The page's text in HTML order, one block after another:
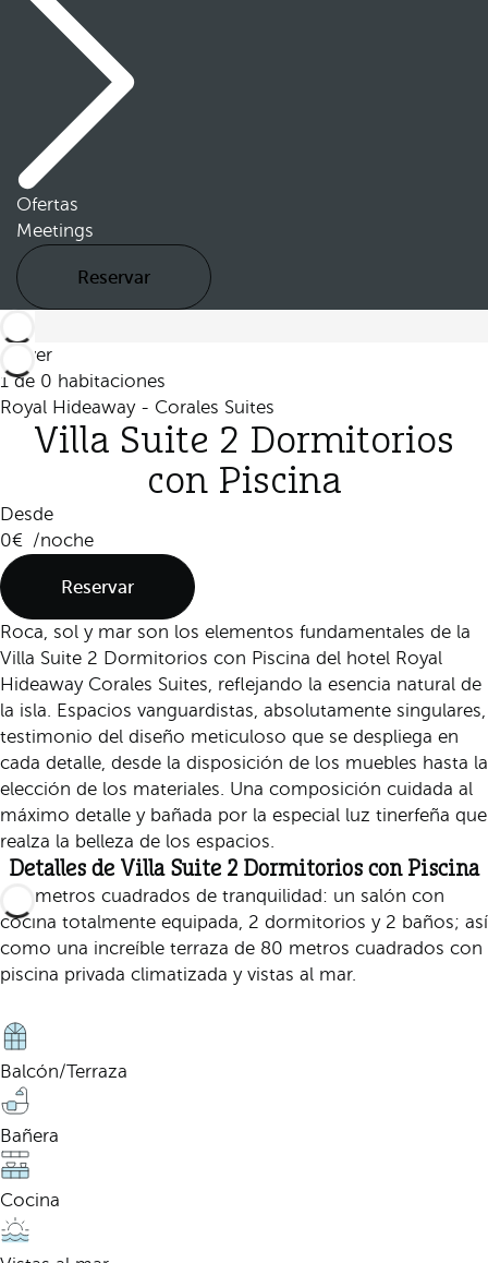
Ofertas
Meetings
Reservar
Volver
1 de 0 habitaciones
Royal Hideaway - Corales Suites
Villa Suite 2 Dormitorios
con Piscina
Desde
0
/noche
Reservar
Roca, sol y mar son los elementos fundamentales de la
Villa Suite 2 Dormitorios con Piscina del hotel Royal
Hideaway Corales Suites, reflejando la esencia natural de
la isla. Espacios vanguardistas, absolutamente singulares,
testimonio del diseño meticuloso que se despliega en
cada detalle, desde la disposición de los muebles hasta la
elección de los materiales. Una composición cuidada al
máximo detalle y bañada por la especial luz tinerfeña que
realza la belleza de los espacios.
Detalles de Villa Suite 2 Dormitorios con Piscina
125 metros cuadrados de tranquilidad: un salón con
cocina totalmente equipada, 2 dormitorios y 2 baños; así
como una increíble terraza de 80 metros cuadrados con
piscina privada climatizada y vistas al mar.
Balcón/Terraza
Bañera
Cocina